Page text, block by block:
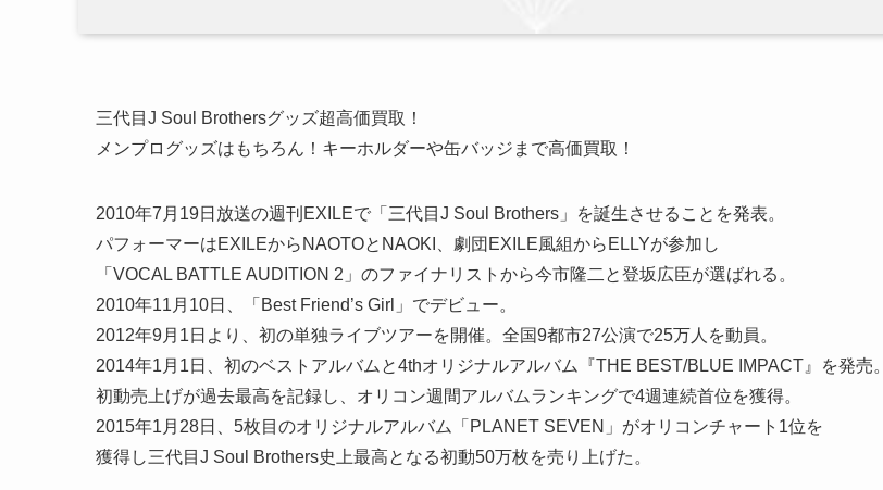
三代目J Soul Brothersグッズ超高価買取！
メンプログッズはもちろん！キーホルダーや缶バッジまで高価買取！
2010年7月19日放送の週刊EXILEで「三代目J Soul Brothers」を誕生させることを発表。
パフォーマーはEXILEからNAOTOとNAOKI、劇団EXILE風組からELLYが参加し
「VOCAL BATTLE AUDITION 2」のファイナリストから今市隆二と登坂広臣が選ばれる。
2010年11月10日、「Best Friend’s Girl」でデビュー。
2012年9月1日より、初の単独ライブツアーを開催。全国9都市27公演で25万人を動員。
2014年1月1日、初のベストアルバムと4thオリジナルアルバム『THE BEST/BLUE IMPACT』を発売。
初動売上げが過去最高を記録し、オリコン週間アルバムランキングで4週連続首位を獲得。
2015年1月28日、5枚目のオリジナルアルバム「PLANET SEVEN」がオリコンチャート1位を
獲得し三代目J Soul Brothers史上最高となる初動50万枚を売り上げた。